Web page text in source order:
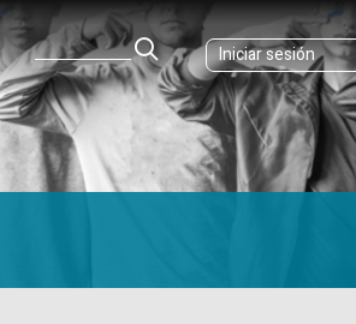
Iniciar sesión